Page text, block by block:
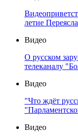
летие
Видео
О русском
телеканалу
Видео
"Что ждёт
Видео